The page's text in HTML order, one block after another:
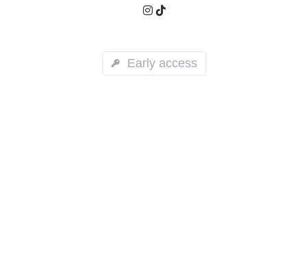
Early access